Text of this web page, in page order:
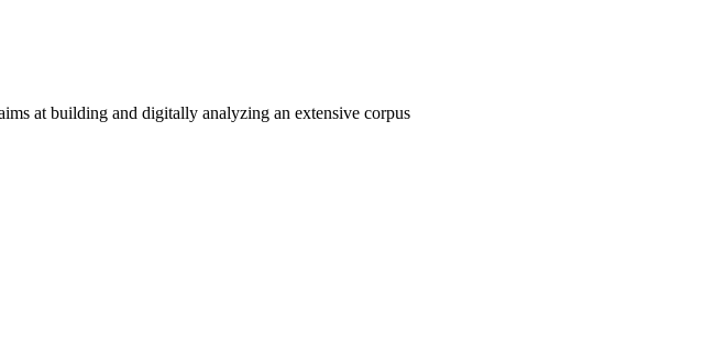
at building and digitally analyzing an extensive corpus